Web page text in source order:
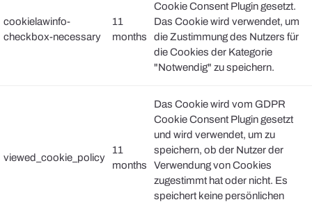
cookielawinfo-
checkbox-necessary
11
months
Cookie Consent Plugin gesetzt.
Das Cookie wird verwendet, um
die Zustimmung des Nutzers für
die Cookies der Kategorie
"Notwendig" zu speichern.
viewed_cookie_policy
11
months
Das Cookie wird vom GDPR
Cookie Consent Plugin gesetzt
und wird verwendet, um zu
speichern, ob der Nutzer der
Verwendung von Cookies
zugestimmt hat oder nicht. Es
speichert keine persönlichen